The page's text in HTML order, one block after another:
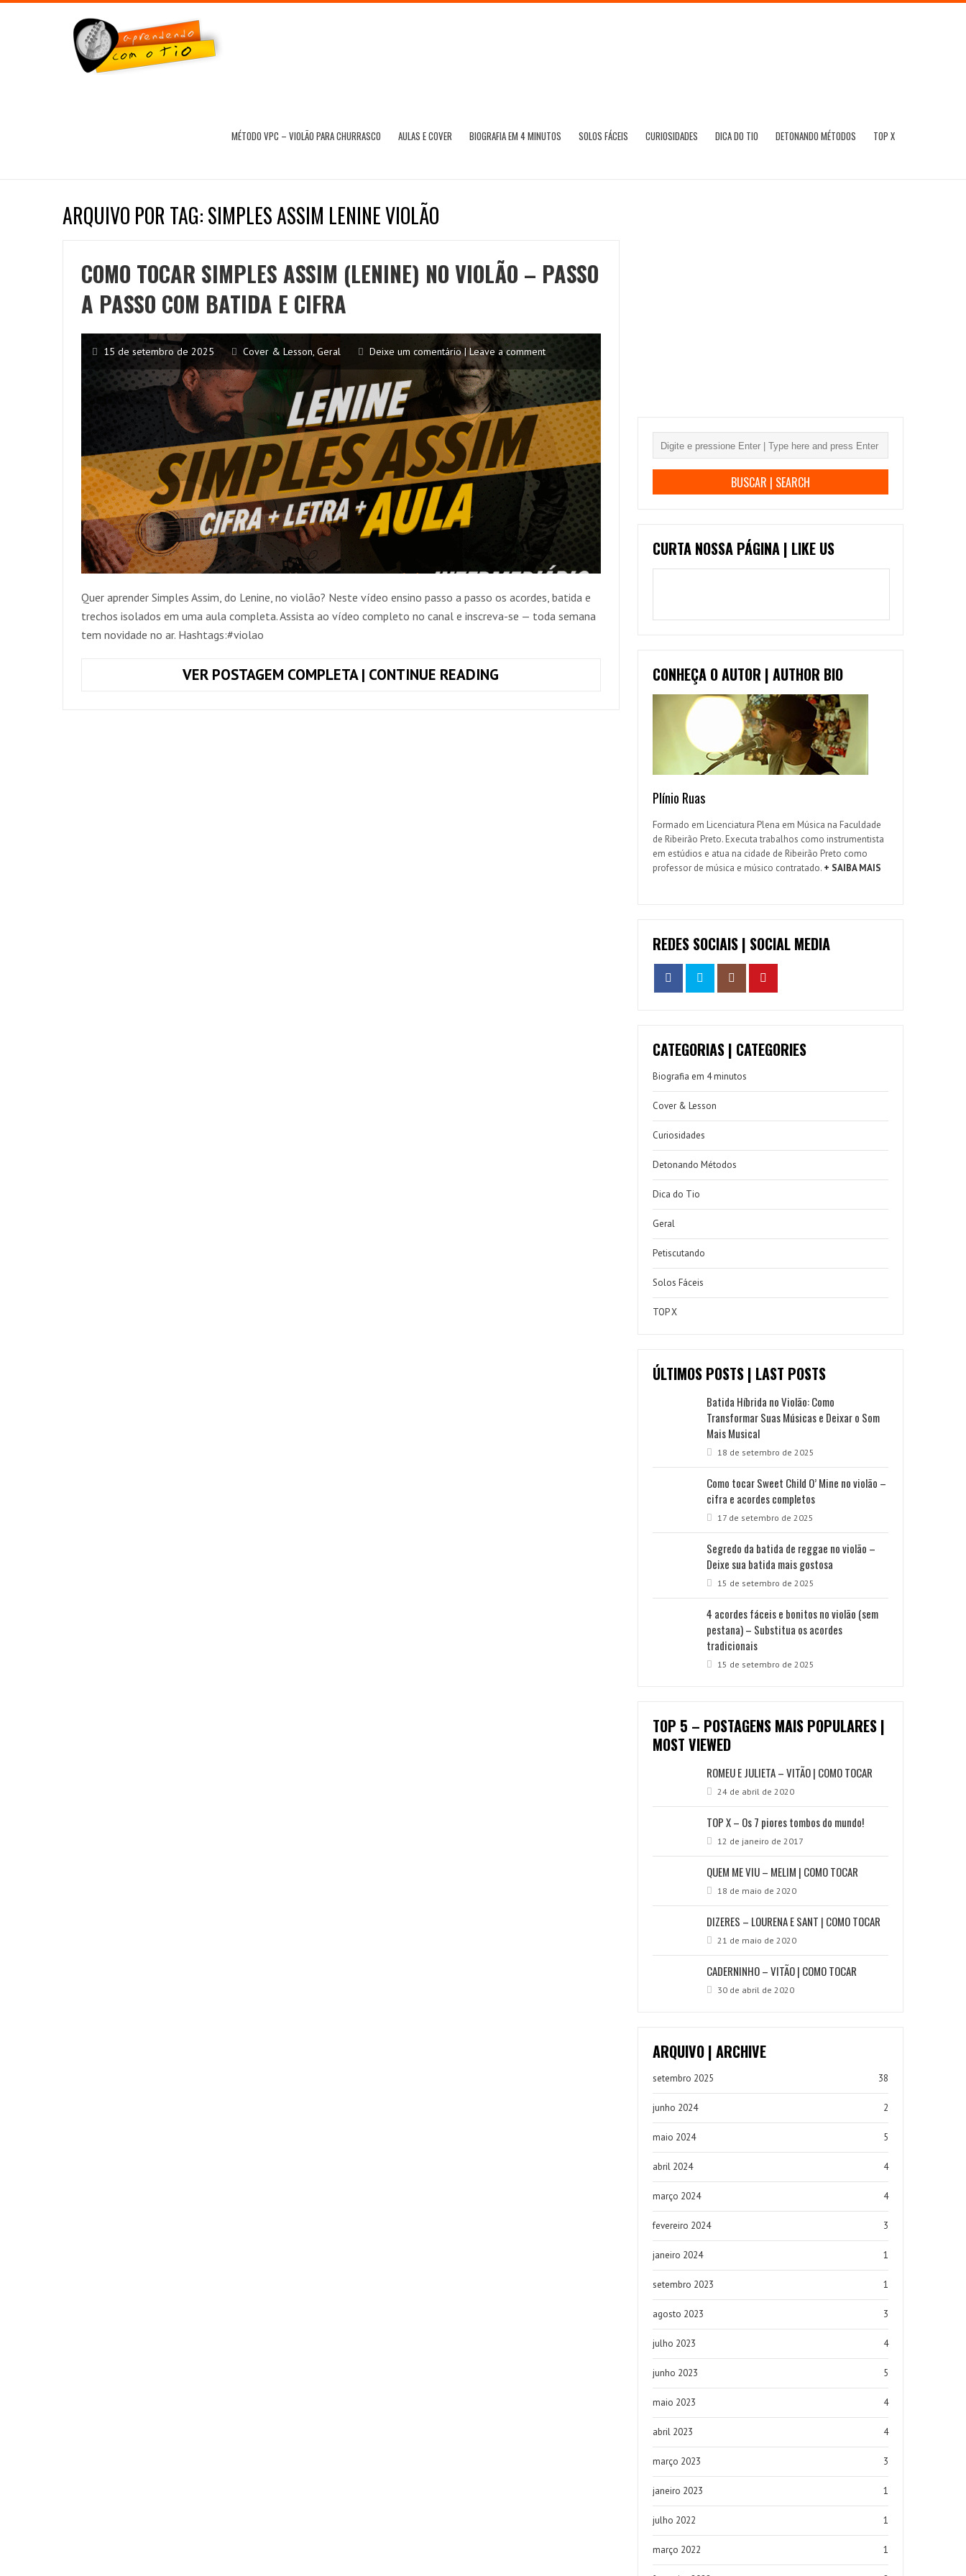
MÉTODO VPC – VIOLÃO PARA CHURRASCO AULAS E COVER BIOGRAFIA EM 4 MINUTOS SOLOS FÁCEIS CURIOSIDADES DICA DO TIO DETONANDO MÉTODOS TOP X
ARQUIVO POR TAG: SIMPLES ASSIM LENINE VIOLÃO
COMO TOCAR SIMPLES ASSIM (LENINE) NO VIOLÃO – PASSO
A PASSO COM BATIDA E CIFRA
15 de setembro de 2025 Cover & Lesson, Geral Deixe um comentário | Leave a comment
Quer aprender Simples Assim, do Lenine, no violão? Neste vídeo ensino passo a passo os acordes, batida e
trechos isolados em uma aula completa. Assista ao vídeo completo no canal e inscreva-se — toda semana
tem novidade no ar. Hashtags:#violao
VER POSTAGEM COMPLETA | CONTINUE READING
CURTA NOSSA PÁGINA | LIKE US
CONHEÇA O AUTOR | AUTHOR BIO
Plínio Ruas
Formado em Licenciatura Plena em Música na Faculdade
de Ribeirão Preto. Executa trabalhos como instrumentista
em estúdios e atua na cidade de Ribeirão Preto como
professor de música e músico contratado. + SAIBA MAIS
REDES SOCIAIS | SOCIAL MEDIA
CATEGORIAS | CATEGORIES
Biografia em 4 minutos
Cover & Lesson
Curiosidades
Detonando Métodos
Dica do Tio
Geral
Petiscutando
Solos Fáceis
TOP X
ÚLTIMOS POSTS | LAST POSTS
Batida Híbrida no Violão: Como
Transformar Suas Músicas e Deixar o Som
Mais Musical
18 de setembro de 2025
Como tocar Sweet Child O’ Mine no violão –
cifra e acordes completos
17 de setembro de 2025
Segredo da batida de reggae no violão –
Deixe sua batida mais gostosa
15 de setembro de 2025
4 acordes fáceis e bonitos no violão (sem
pestana) – Substitua os acordes
tradicionais
15 de setembro de 2025
TOP 5 – POSTAGENS MAIS POPULARES |
MOST VIEWED
ROMEU E JULIETA – VITÃO | COMO TOCAR
24 de abril de 2020
TOP X – Os 7 piores tombos do mundo!
12 de janeiro de 2017
QUEM ME VIU – MELIM | COMO TOCAR
18 de maio de 2020
DIZERES – LOURENA E SANT | COMO TOCAR
21 de maio de 2020
CADERNINHO – VITÃO | COMO TOCAR
30 de abril de 2020
ARQUIVO | ARCHIVE
setembro 2025 38
junho 2024 2
maio 2024 5
abril 2024 4
março 2024 4
fevereiro 2024 3
janeiro 2024 1
setembro 2023 1
agosto 2023 3
julho 2023 4
junho 2023 5
maio 2023 4
abril 2023 4
março 2023 3
janeiro 2023 1
julho 2022 1
março 2022 1